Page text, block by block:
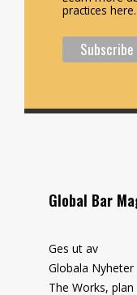
practices here.
Global Bar
Ges ut av
Globala Nyheter
The Works, plan